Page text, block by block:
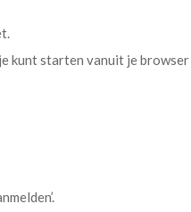
kunt starten vanuit je browser